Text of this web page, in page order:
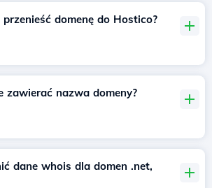
domenę do Hostico?
zawierać nazwa domeny?
dane whois dla domen .net,